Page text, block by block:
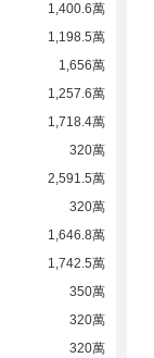
1,400.6萬
1,198.5萬
1,656萬
1,257.6萬
1,718.4萬
320萬
2,591.5萬
320萬
1,646.8萬
1,742.5萬
350萬
320萬
320萬